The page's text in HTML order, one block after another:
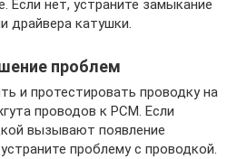
Если нет, устраните замыкание
драйвера катушки.
проблем
и протестировать проводку на
проводов к PCM. Если
вызывают появление
проблему с проводкой.